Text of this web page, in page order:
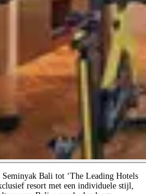
Bali tot ‘The Leading Hotels
resort met een individuele stijl,